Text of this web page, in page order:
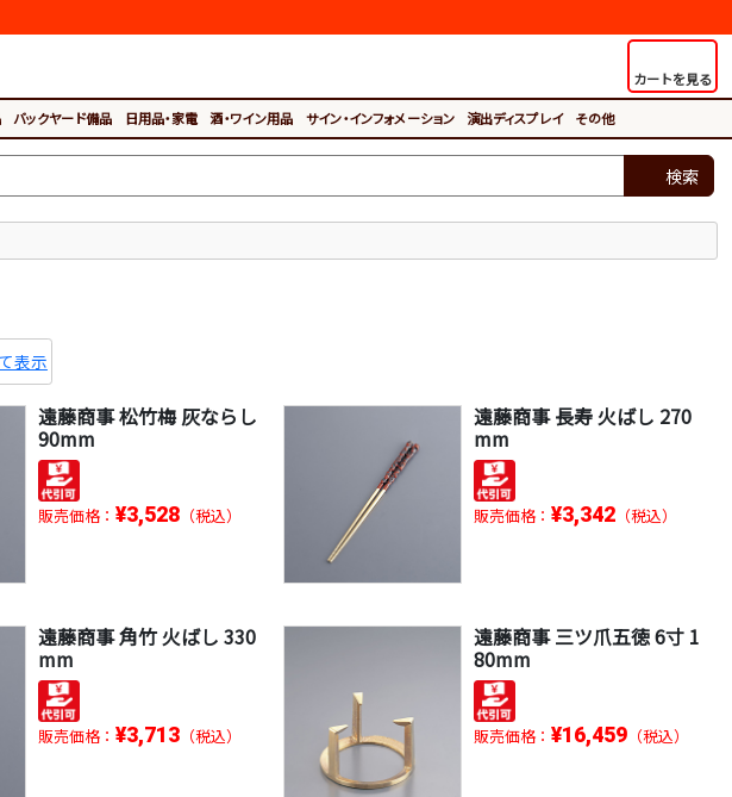
カートを見る
バックヤード備品 日用品・家電 酒・ワイン用品 サイン・インフォメーション 演出ディスプレイ その他
検索
表示
遠藤商事 松竹梅 灰ならし
90mm
販売価格：¥3,528 （税込）
遠藤商事 長寿 火ばし 270
mm
販売価格： ¥3,342（税込）
遠藤商事 角竹 火ばし 330
mm
販売価格：¥3,713 （税込）
遠藤商事 三ツ爪五徳 6寸 1
80mm
販売価格： ¥16,459（税込）